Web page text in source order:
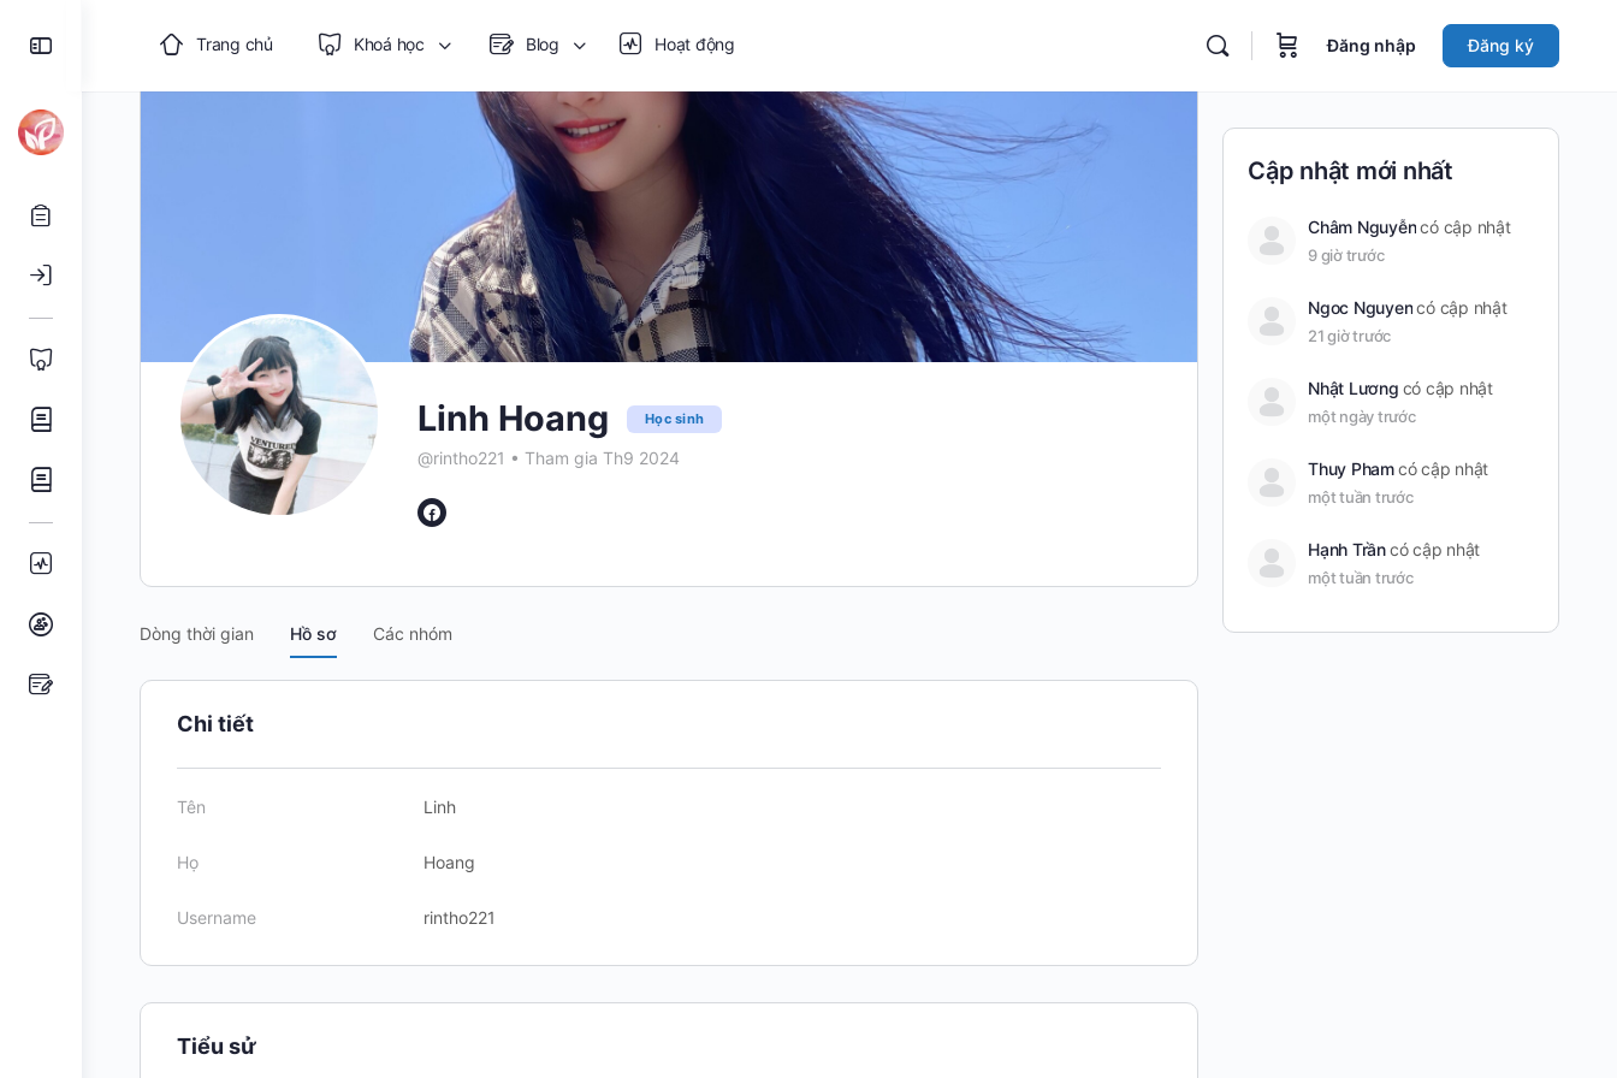
Panel
Trang chủ Khoá học Blog Hoạt động Đăng nhập Đăng ký
Linh Hoang Học sinh
@rintho221 • Tham gia Th9 2024
Dòng thời gian Hồ sơ Các nhóm
Chi tiết
Tên Linh
Họ Hoang
Username rintho221
Tiểu sử
Cập nhật mới nhất
Châm Nguyễncó cập nhật
9 giờ trước
Ngoc Nguyencó cập nhật
21 giờ trước
Nhật Lương có cập nhật
một ngày trước
Thuy Phamcó cập nhật
một tuần trước
Hạnh Trầncó cập nhật
một tuần trước